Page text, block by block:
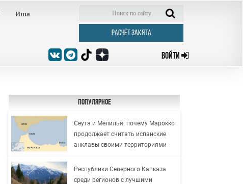
Иша
РАСЧЁТ ЗАКЯТА
ВОЙТИ
Популярное
Сеута и Мелилья: почему Марокко
продолжает считать испанские
анклавы своими территориями
Республики Северного Кавказа
среди регионов с лучшими